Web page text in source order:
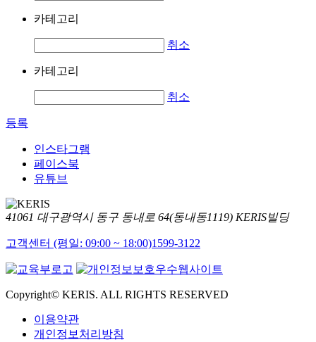
카테고리
취소
카테고리
취소
등록
인스타그램
페이스북
유튜브
41061 대구광역시 동구 동내로 64(동내동1119) KERIS빌딩
고객센터 (평일: 09:00 ~ 18:00)1599-3122
Copyright© KERIS. ALL RIGHTS RESERVED
이용약관
개인정보처리방침